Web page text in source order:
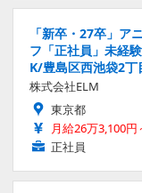
「新卒・27卒」ア
フ「正社員」未経
K/豊島区西池袋2丁
株式会社ELM
東京都
月給26万3,100円
正社員